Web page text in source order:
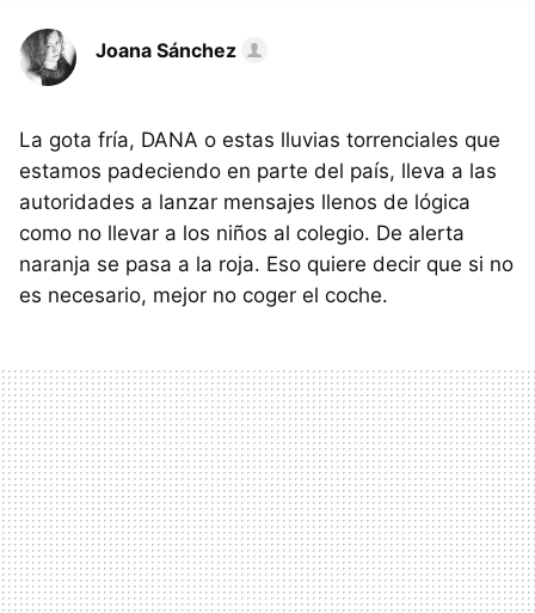
Joana Sánchez
La gota fría, DANA o estas lluvias torrenciales que
estamos padeciendo en parte del país, lleva a las
autoridades a lanzar mensajes llenos de lógica
como no llevar a los niños al colegio. De alerta
naranja se pasa a la roja. Eso quiere decir que si no
es necesario, mejor no coger el coche.